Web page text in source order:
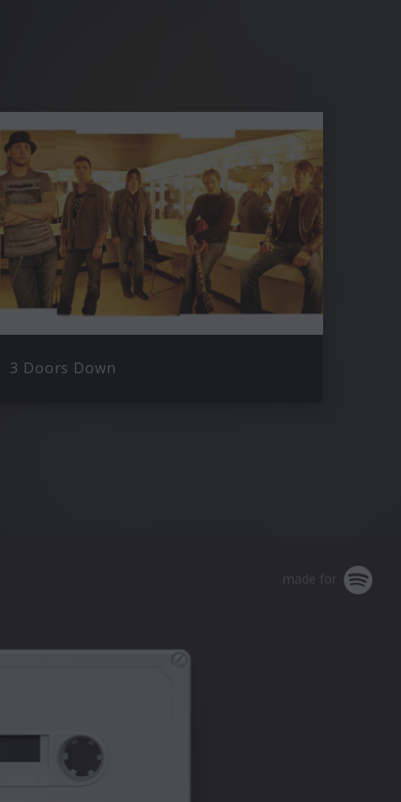
3 Doors Down